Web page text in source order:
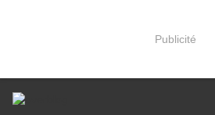
Publicité